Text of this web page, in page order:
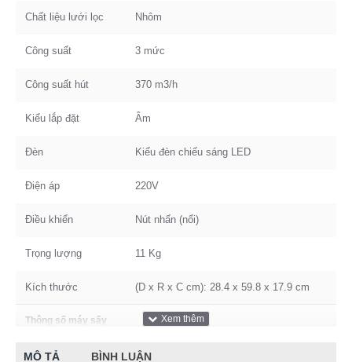
Chất liệu lưới lọc Nhôm
Công suất 3 mức
Công suất hút 370 m3/h
Kiểu lắp đặt Âm
Đèn Kiểu đèn chiếu sáng LED
Điện áp 220V
Điều khiển Nút nhấn (nổi)
Trọng lượng 11 Kg
Kích thước (D x R x C cm): 28.4 x 59.8 x 17.9 cm
Thông số máy sấy
Động cơ Turbin đôi
MÔ TẢ BÌNH LUẬN